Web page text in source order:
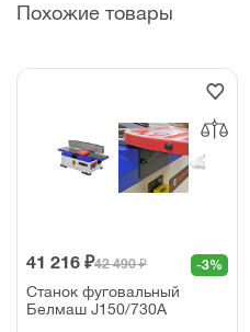
Похожие товары
41 216 ₽42 490 ₽ -3%
Станок фуговальный
Белмаш J150/730A